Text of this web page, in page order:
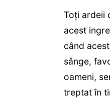
Toți ardeii
acest
când
sânge,
oameni,
treptat în